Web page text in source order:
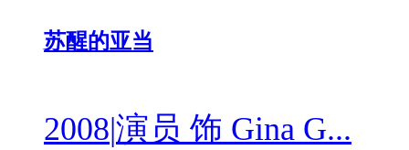
苏醒的亚当
2008|演员 饰 Gina G...